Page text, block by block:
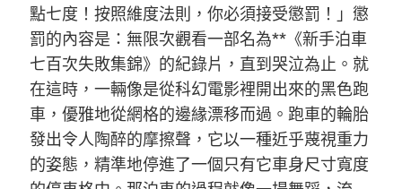
點七度！按照維度法則，你必須接受懲罰！」懲
罰的內容是：無限次觀看一部名為**《新手泊車
七百次失敗集錦》的紀錄片，直到哭泣為止。就
在這時，一輛像是從科幻電影裡開出來的黑色跑
車，優雅地從網格的邊緣漂移而過。跑車的輪胎
發出令人陶醉的摩擦聲，它以一種近乎蔑視重力
的姿態，精準地停進了一個只有它車身尺寸寬度